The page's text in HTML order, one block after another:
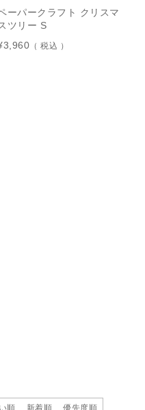
ーパークラフト クリスマ
ツリー S
3,960 税込